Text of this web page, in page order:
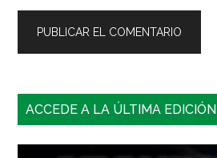
Barra
ACCEDE A LA ÚLTIMA EDICIÓN